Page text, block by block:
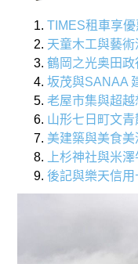
1.TIMES租車享優
2. 天童木工與藝術
3.鶴岡之光奥田
4.坂茂與SANAA
5.老屋市集與超
6. 山形七日町文青
7. 美建築與美食
8.
上杉神社與米
9.後記與樂天信用